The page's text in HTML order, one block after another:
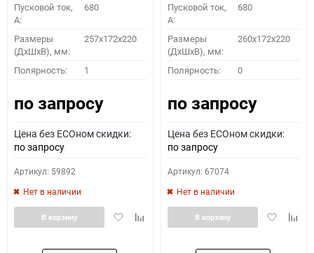
Пусковой ток,
A:
680
Размеры
(ДхШхВ), мм:
257x172x220
Полярность: 1
по запросу
Цена без ECOном скидки:
по запросу
Артикул: 59892
Нет в наличии
ДобавитьДобавить
В корзину
Пусковой ток,
A:
680
Размеры
(ДхШхВ), мм:
260x172x220
Полярность: 0
по запросу
Цена без ECOном скидки:
по запросу
Артикул: 67074
Нет в наличии
Добавить
В корзину